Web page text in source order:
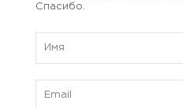
Спасибо.